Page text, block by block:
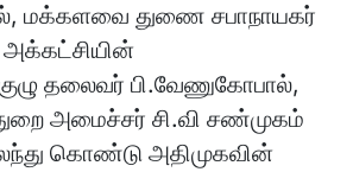
மக்களவை துணை சபாநாயகர்
அக்கட்சியின்
தலைவர் பி.வேணுகோபால்,
அமைச்சர் சி.வி சண்முகம்
கொண்டு அதிமுகவின்